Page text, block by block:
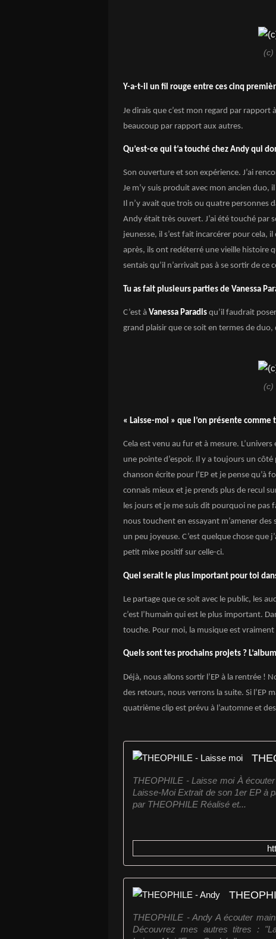
(c)
Y-a-t-il un fil rouge entre ces cinq
Je dirais que c’est mon regard par rapport
beaucoup par rapport aux autres.
Qu’est-ce qui t’a touché chez Andy qui
Son ouverture et son expérience. J’ai
Je m’y suis produit avec mon ancien duo,
Il n’y avait que trois ou quatre personnes
Andy était très ouvert. J’ai été touché par
jeunesse, il s’est fait incarcérer pour cela,
après, ils ont redéterré une vieille histoire
sentais qu’il n’arrivait pas à se sortir de ce
Tu as fait plusieurs parties de Vanessa
C’est à Vanessa Paradis qu’il faudrait
grand plaisir que ce soit en termes de
(c)
« Laisse-moi » que l’on présente
Cela est venu au fur et à mesure.
une pointe d’espoir. Il y a toujours un
chanson écrite pour l’EP et je pense qu’à
connais mieux et je prends plus de recul
les jours et je me suis dit pourquoi ne pas
nous touchent en essayant m’amener des
un peu joyeuse. C’est quelque chose que
petit mixe positif sur celle-ci.
Quel serait le plus important pour toi
Le partage que ce soit avec le public, les
c’est l’humain qui est le plus important.
touche. Pour moi, la musique est vraiment
Quels sont tes prochains projets ?
Déjà, nous allons sortir l’EP à la rentrée !
des retours, nous verrons la suite. Si l’EP
quatrième clip est prévu à l’automne et
THEOPHILE - Laisse moi À
Laisse-Moi Extrait de son 1er EP à
par THEOPHILE Réalisé et...
THEOPHILE - Andy A écouter
Découvrez mes autres titres :